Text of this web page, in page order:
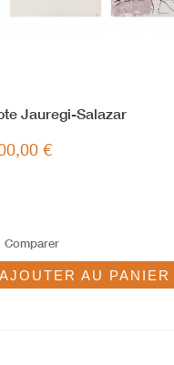
Jauregi-Salazar
€
Comparer
AJOUTER AU PANIER